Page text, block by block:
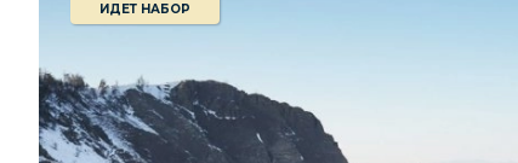
ИДЕТ НАБОР